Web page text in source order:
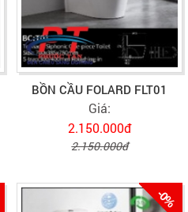
BỒN CẦU FOLARD FLT01
Giá:
2.150.000đ
2.150.000đ
-0%